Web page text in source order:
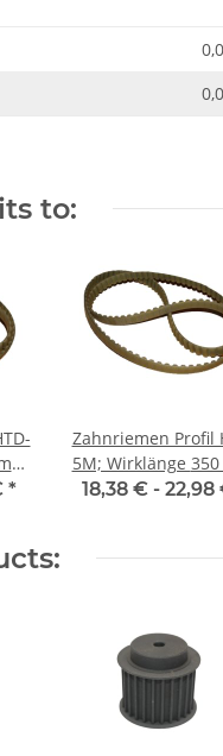
to:
*
Zahnriemen Profil
5M; Wirklänge 350 mm,
Riemenbreite 25
18,38 € - 22,98